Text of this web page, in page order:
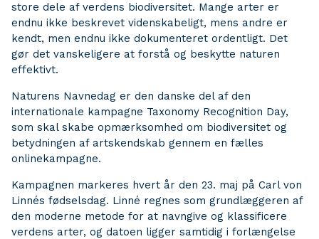
store dele af verdens biodiversitet. Mange arter er
endnu ikke beskrevet videnskabeligt, mens andre er
kendt, men endnu ikke dokumenteret ordentligt. Det
gør det vanskeligere at forstå og beskytte naturen
effektivt.
Naturens Navnedag er den danske del af den
internationale kampagne Taxonomy Recognition Day,
som skal skabe opmærksomhed om biodiversitet og
betydningen af artskendskab gennem en fælles
onlinekampagne.
Kampagnen markeres hvert år den 23. maj på Carl von
Linnés fødselsdag. Linné regnes som grundlæggeren af
den moderne metode for at navngive og klassificere
verdens arter, og datoen ligger samtidig i forlængelse